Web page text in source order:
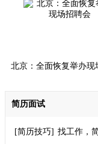
亿人次就业择
北京：全面恢复举办现
简历面试
[简历技巧] 找工作，